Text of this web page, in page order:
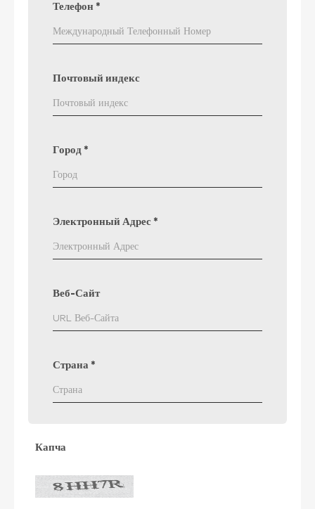
Телефон *
Почтовый индекс
Город *
Электронный Адрес *
Веб-Сайт
Страна *
Капча